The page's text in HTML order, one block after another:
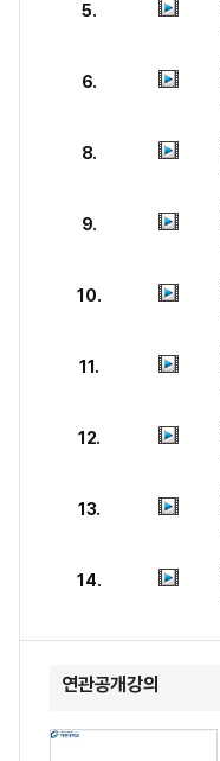
5.
6.
8.
9.
10.
11.
12.
13.
14.
연관공개강의